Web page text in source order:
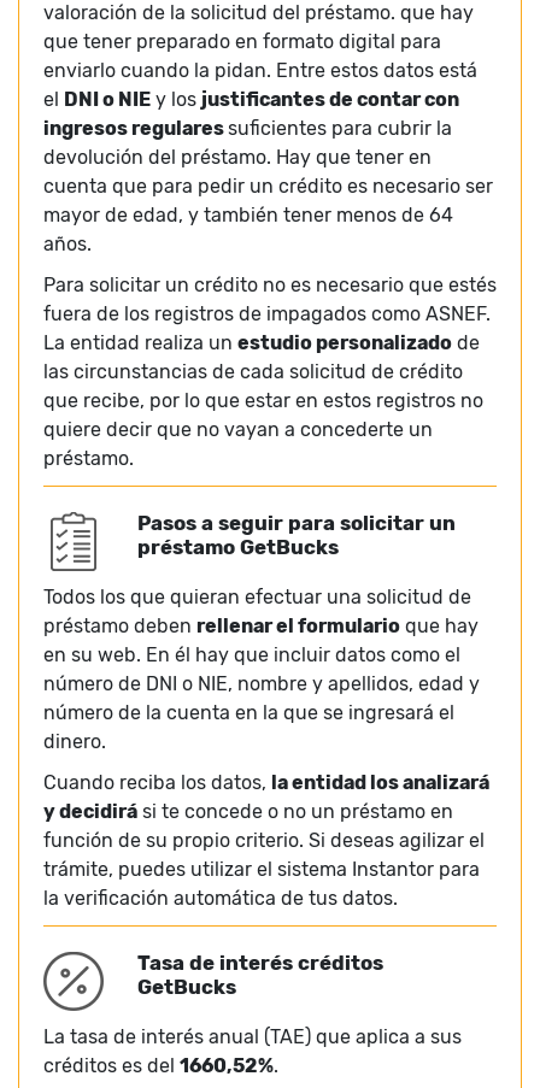
valoración de la solicitud del préstamo. que hay
que tener preparado en formato digital para
enviarlo cuando la pidan. Entre estos datos está
el
DNI o NIE y los justificantes de contar con
ingresos regularessuficientes para cubrir la
devolución del préstamo. Hay que tener en
cuenta que para pedir un crédito es necesario ser
mayor de edad, y también tener menos de 64
años.
Para solicitar un crédito no es necesario que estés
fuera de los registros de impagados como ASNEF.
La entidad realiza un estudio personalizado de
las circunstancias de cada solicitud de crédito
que recibe, por lo que estar en estos registros no
quiere decir que no vayan a concederte un
préstamo.
Pasos a seguir para solicitar un
préstamo GetBucks
Todos los que quieran efectuar una solicitud de
préstamo deben rellenar el formulario que hay
en su web. En él hay que incluir datos como el
número de DNI o NIE, nombre y apellidos, edad y
número de la cuenta en la que se ingresará el
dinero.
Cuando reciba los datos, la entidad los analizará
y decidirá si te concede o no un préstamo en
función de su propio criterio. Si deseas agilizar el
trámite, puedes utilizar el sistema Instantor para
la verificación automática de tus datos.
Tasa de interés créditos
GetBucks
La tasa de interés anual (TAE) que aplica a sus
créditos es del 1660,52%.